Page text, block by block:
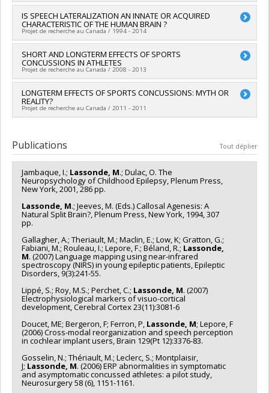
Mark Walker,Rosana Weksberg,Shi Wu,Elisabeth Winsor,
Lise Dubois,Germaine Buck Louis,Regen Drouin,Patricke
Eydoux,Warren Foster,Sonya Kashyap
Isabelle Marc-Series,Pierre Julien,Bruno Piedboeuf,Yves
Tremblay,Gina Muckle ,Éric Dewailly,Pierre Ayotte
Normand Brassard,Daria Pereg
Sources de financement :IRSC/Instituts de recherche en
santé du Canada
Programmes de subvention :
Programmes de subvention :PVXX5647-(MOP) Subvention de
fonctionnement incluant les subventions de fonctionnement
programmatiques (général)
Chercheur principal :Maryse Lassonde
IS SPEECH LATERALIZATION AN INNATE OR ACQUIRED
CHARACTERISTIC OF THE HUMAN BRAIN ?
Projet de recherche au Canada / 1994 - 2014
Chercheur principal :Maryse Lassonde
Sources de financement :CRSNG/Conseil de recherches en
sciences naturelles et génie du Canada (CRSNG)
subvention à la découverte individuelle ou de groupe
SHORT AND LONGTERM EFFECTS OF SPORTS
CONCUSSIONS IN ATHLETES
Projet de recherche au Canada / 2008 - 2013
Chercheur principal :Maryse Lassonde
LONGTERM EFFECTS OF SPORTS CONCUSSIONS: MYTH OR
REALITY?
Projet de recherche au Canada / 2011 - 2011
Publications Tout déplier
Jambaque, I.; Lassonde, M.; Dulac, O. The
Neuropsychology of Childhood Epilepsy, Plenum Press,
New York, 2001, 286 pp.
Lassonde, M.; Jeeves, M. (Eds.) Callosal Agenesis: A
Natural Split Brain?, Plenum Press, New York, 1994, 307
pp.
Gallagher, A.; Theriault, M.; Maclin, E.; Low, K; Gratton, G.;
Fabiani, M.; Rouleau, I.; Lepore, F.; Béland, R.; Lassonde,
M. (2007) Language mapping using near-infrared
spectroscopy (NIRS) in young epileptic patients, Epileptic
Disorders, 9(3):241-55.
Lippé, S.; Roy, M.S.; Perchet, C.; Lassonde, M. (2007)
Electrophysiological markers of visuo-cortical
development, Cerebral Cortex 23(11):3081-6
Doucet, ME; Bergeron, F; Ferron, P, Lassonde, M; Lepore, F
(2006) Cross-modal reorganization and speech perception
in cochlear implant users, Brain 129(Pt 12):3376-83.
Gosselin, N.; Thériault, M.; Leclerc, S.; Montplaisir,
J; Lassonde, M. (2006) ERP abnormalities in symptomatic
and asymptomatic concussed athletes: a pilot study,
Neurosurgery 58 (6), 1151-1161.